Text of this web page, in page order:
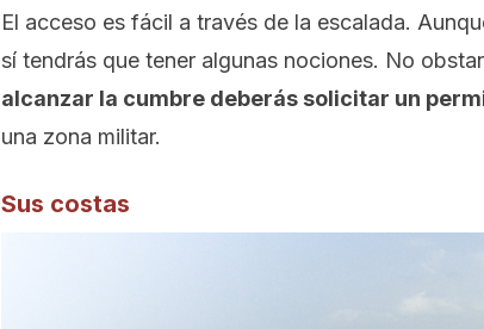
El acceso es fácil a través de la escalada.
sí tendrás que tener algunas nociones. No
alcanzar la cumbre deberás solicitar un
una zona militar.
Sus costas